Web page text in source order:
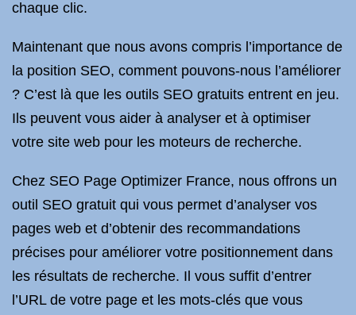
chaque clic.
Maintenant que nous avons compris l’importance de
la position SEO, comment pouvons-nous l’améliorer
? C’est là que les outils SEO gratuits entrent en jeu.
Ils peuvent vous aider à analyser et à optimiser
votre site web pour les moteurs de recherche.
Chez SEO Page Optimizer France, nous offrons un
outil SEO gratuit qui vous permet d’analyser vos
pages web et d’obtenir des recommandations
précises pour améliorer votre positionnement dans
les résultats de recherche. Il vous suffit d’entrer
l’URL de votre page et les mots-clés que vous